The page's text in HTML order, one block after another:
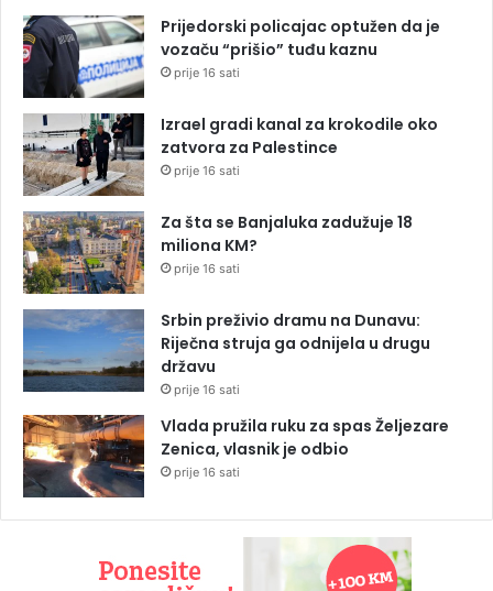
Prijedorski policajac optužen da je
vozaču “prišio” tuđu kaznu
prije 16 sati
Izrael gradi kanal za krokodile oko
zatvora za Palestince
prije 16 sati
Za šta se Banjaluka zadužuje 18
miliona KM?
prije 16 sati
Srbin preživio dramu na Dunavu:
Riječna struja ga odnijela u drugu
državu
prije 16 sati
Vlada pružila ruku za spas Željezare
Zenica, vlasnik je odbio
prije 16 sati